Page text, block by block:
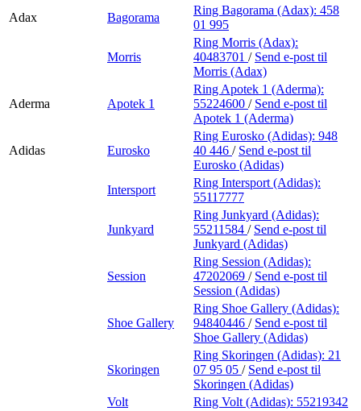
Adax
Bagorama
Ring Bagorama (Adax): 458
01 995
Morris
Ring Morris (Adax):
40483701 / Send e-post til
Morris (Adax)
Aderma Apotek 1
Ring Apotek 1 (Aderma):
55224600 / Send e-post til
Apotek 1 (Aderma)
Adidas Eurosko
Ring Eurosko (Adidas): 948
40 446 / Send e-post til
Eurosko (Adidas)
Intersport
Ring Intersport (Adidas):
55117777
Junkyard
Ring Junkyard (Adidas):
55211584 / Send e-post til
Junkyard (Adidas)
Session
Ring Session (Adidas):
47202069 / Send e-post til
Session (Adidas)
Shoe Gallery
Ring Shoe Gallery (Adidas):
94840446 / Send e-post til
Shoe Gallery (Adidas)
Skoringen
Ring Skoringen (Adidas): 21
07 95 05 / Send e-post til
Skoringen (Adidas)
Volt
Ring Volt (Adidas): 55219342